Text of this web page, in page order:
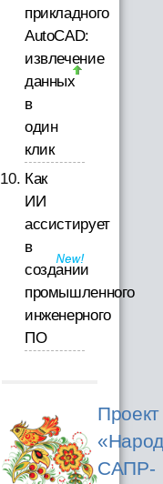
прикладного
AutoCAD:
извлечение
данных
в
один
клик
Как
ИИ
ассистирует
в
создании
промышленного
инженерного
ПО
Проект
САПР-